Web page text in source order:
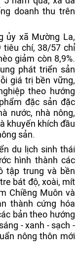
doanh thu trên
ủy xã Mường La,
tiêu chí, 38/57 chỉ
giảm còn 8,9%.
phát triển sản
giá trị bền vững,
theo hướng
đặc sản đặc
nước, nhà nông,
khuyến khích đầu
sản.
du lịch sinh thái
hình thành các
tập trung và bền
bát độ, xoài, mít
Chiềng Muôn và
thành cứng hóa
bản theo hướng
- xanh - sạch -
nông thôn mới